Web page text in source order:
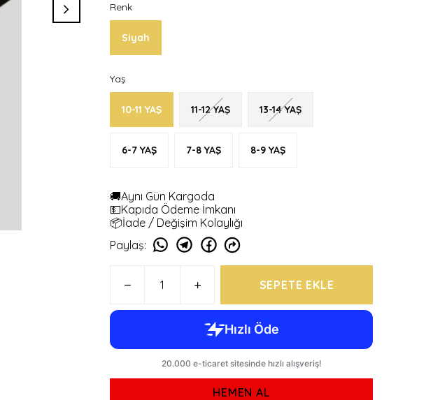
Renk
Siyah
Yaş
10-11 YAŞ 11-12 YAŞ 13-14 YAŞ
6-7 YAŞ 7-8 YAŞ 8-9 YAŞ
🚚Aynı Gün Kargoda
💵Kapıda Ödeme İmkanı
📦İade / Değişim Kolaylığı
Paylaş:
SEPETE EKLE
HEMEN AL